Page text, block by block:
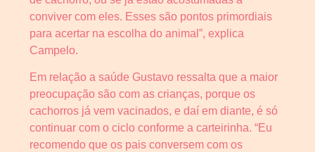
conviver com eles. Esses são pontos primordiais
para acertar na escolha do animal”, explica
Campelo.
Em relação a saúde Gustavo ressalta que a maior
preocupação são com as crianças, porque os
cachorros já vem vacinados, e daí em diante, é só
continuar com o ciclo conforme a carteirinha. “Eu
recomendo que os pais conversem com os